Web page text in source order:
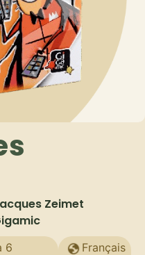
Zeimet
6
Français